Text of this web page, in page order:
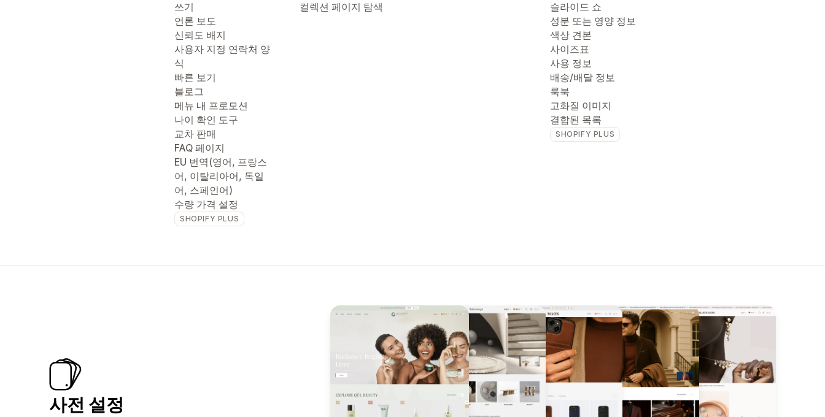
쓰기
언론 보도
신뢰도 배지
사용자 지정 연락처 양
식
빠른 보기
블로그
메뉴 내 프로모션
나이 확인 도구
교차 판매
FAQ 페이지
EU 번역(영어, 프랑스
어, 이탈리아어, 독일
어, 스페인어)
수량 가격 설정
SHOPIFY PLUS
컬렉션 페이지 탐색
슬라이드 쇼
성분 또는 영양 정보
색상 견본
사이즈표
사용 정보
배송/배달 정보
룩북
고화질 이미지
결합된 목록
SHOPIFY PLUS
사전 설정